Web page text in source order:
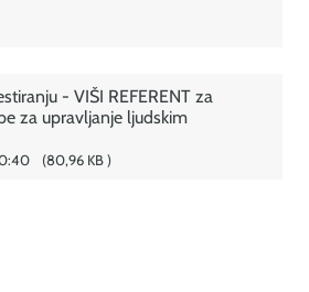
- VIŠI REFERENT za
za upravljanje ljudskim
80,96 KB